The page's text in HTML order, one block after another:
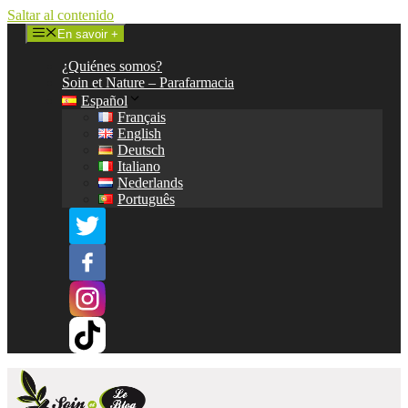
Saltar al contenido
En savoir +
¿Quiénes somos?
Soin et Nature – Parafarmacia
Español
Français
English
Deutsch
Italiano
Nederlands
Português